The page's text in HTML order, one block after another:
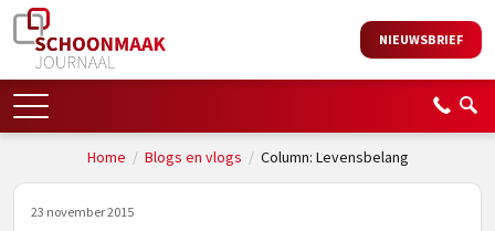
NIEUWSBRIEF
Home / Blogs en vlogs / Column: Levensbelang
23 november 2015